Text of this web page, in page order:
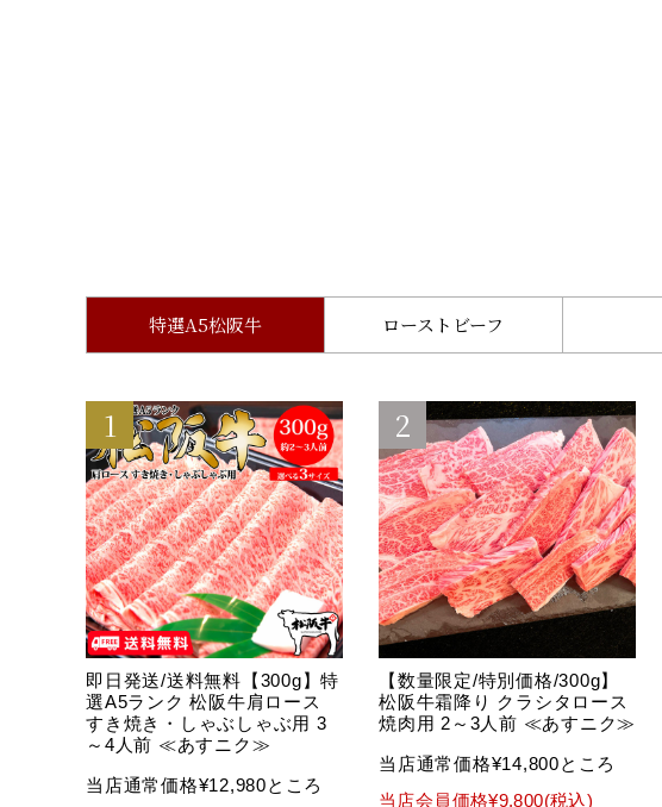
特選A5松阪牛 ローストビーフ
即日発送/送料無料【300g】特
選A5ランク 松阪牛肩ロース
すき焼き・しゃぶしゃぶ用 3
～4人前 ≪あすニク≫
当店通常価格¥12,980ところ
【数量限定/特別価格/300g】
松阪牛霜降り クラシタロース
焼肉用 2～3人前 ≪あすニク≫
当店通常価格¥14,800ところ
当店会員価格¥9,800(税込)